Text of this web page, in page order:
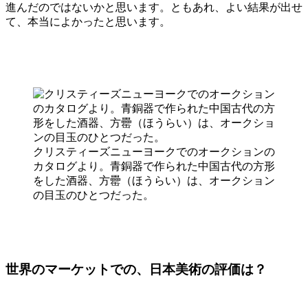
進んだのではないかと思います。ともあれ、よい結果が出せ
て、本当によかったと思います。
クリスティーズニューヨークでのオークションの
カタログより。青銅器で作られた中国古代の方形
をした酒器、方罍（ほうらい）は、オークション
の目玉のひとつだった。
世界のマーケットでの、日本美術の評価は？